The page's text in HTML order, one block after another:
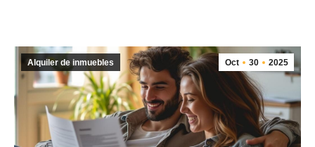
Oct 30 2025
Alquiler de inmuebles